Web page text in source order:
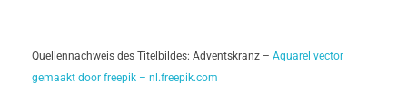
Quellennachweis des Titelbildes: Adventskranz – Aquarel vector
gemaakt door freepik – nl.freepik.com